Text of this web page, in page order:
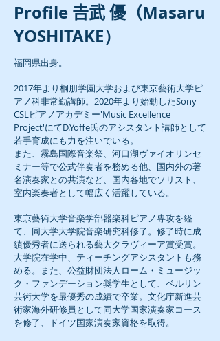
Profile 𠮷武 優（Masaru
YOSHITAKE）
福岡県出身。
2017年より​桐朋学園大学および東京藝術大学ピ
アノ科非常勤講師。2020年より始動したSony
CSLピアノアカデミー'Music Excellence
Project'にてD.Yoffe氏のアシスタント講師として
若手育成にも力を注いでいる。
また、 霧島国際音楽祭、河口湖ヴァイオリンセ
ミナー等で公式伴奏者を務める他、 国内外の著
名演奏家との共演など、国内各地でソリスト、
室内楽奏者として幅広く活躍している。
東京藝術大学音楽学部器楽科ピアノ専攻を経
て、同大学大学院音楽研究科修了。修了時に成
績優秀者に送られる藝大クラヴィーア賞受賞。
大学院在学中、ティーチングアシスタントも務
める。また、公益財団法人ローム・ミュージッ
ク・ファンデーション奨学生として、ベルリン
芸術大学を最優秀の成績で卒業。文化庁新進芸
術家海外研修員として同大学国家演奏家コース
を修了、ドイツ国家演奏家資格を取得。